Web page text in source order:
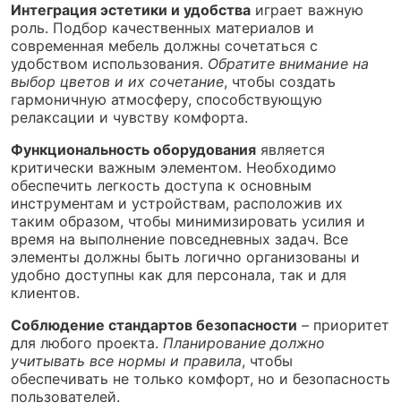
Интеграция эстетики и удобства играет важную
роль. Подбор качественных материалов и
современная мебель должны сочетаться с
удобством использования. Обратите внимание на
выбор цветов и их сочетание, чтобы создать
гармоничную атмосферу, способствующую
релаксации и чувству комфорта.
Функциональность оборудования является
критически важным элементом. Необходимо
обеспечить легкость доступа к основным
инструментам и устройствам, расположив их
таким образом, чтобы минимизировать усилия и
время на выполнение повседневных задач. Все
элементы должны быть логично организованы и
удобно доступны как для персонала, так и для
клиентов.
Соблюдение стандартов безопасности – приоритет
для любого проекта. Планирование должно
учитывать все нормы и правила, чтобы
обеспечивать не только комфорт, но и безопасность
пользователей.